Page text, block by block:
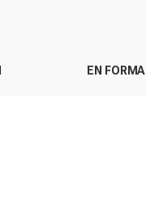
EN FORMA